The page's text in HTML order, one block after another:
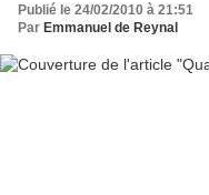
Publié le 24/02/2010 à 21:51
Par Emmanuel de Reynal